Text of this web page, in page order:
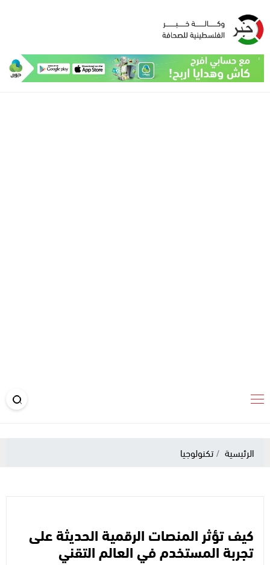
الرئيسية تكنولوجيا
كيف تؤثر المنصات الرقمية الحديثة على
تجربة المستخدم في العالم التقني